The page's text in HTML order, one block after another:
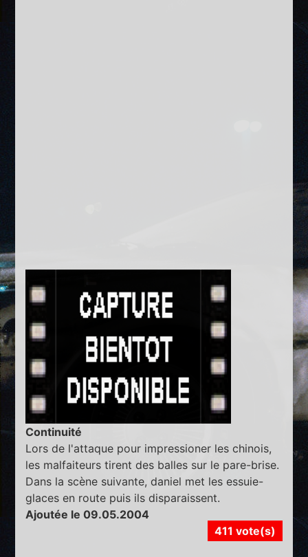
Continuité
Lors de l'attaque pour impressioner les chinois,
les malfaiteurs tirent des balles sur le pare-brise.
Dans la scène suivante, daniel met les essuie-
glaces en route puis ils disparaissent.
Ajoutée le 09.05.2004
411 vote(s)